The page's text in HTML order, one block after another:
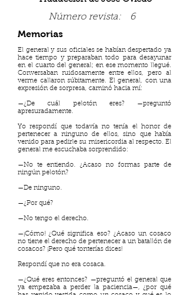
Número revista: 6
Memorias
El general y sus oficiales se habían despertado ya
hace tiempo y preparaban todo para desayunar
en el cuarto del general; en ese momento llegué.
Conversaban ruidosamente entre ellos, pero al
verme callaron súbitamente. El general, con una
expresión de sorpresa, caminó hacia mí:
—¿De cuál pelotón eres? —preguntó
apresuradamente.
Yo respondí que todavía no tenía el honor de
pertenecer a ninguno de ellos, sino que había
venido para pedirle su misericordia al respecto. El
general me escuchaba sorprendido:
—No te entiendo. ¿Acaso no formas parte de
ningún pelotón?
—De ninguno.
—¿Por qué?
—No tengo el derecho.
—¡Cómo! ¿Qué significa eso? ¿Acaso un cosaco
no tiene el derecho de pertenecer a un batallón de
cosacos? ¡Pero qué tonterías dices!
Respondí que no era cosaca.
—¿Qué eres entonces? —preguntó el general que
ya empezaba a perder la paciencia—, ¿por qué